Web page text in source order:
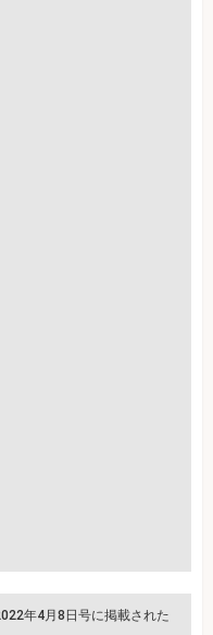
年4月8日号に掲載された